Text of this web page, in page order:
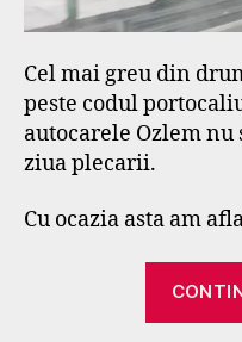
Cel mai greu din
peste codul
autocarele Ozlem
ziua plecarii.
Cu ocazia asta am